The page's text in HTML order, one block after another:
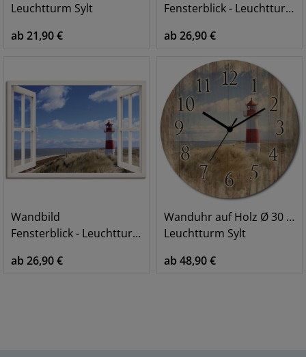
Leuchtturm Sylt
ab 21,90 €
Fensterblick - Leuchtturm Sylt, braun
ab 26,90 €
Wandbild
Fensterblick - Leuchtturm Sylt, weiß
ab 26,90 €
Wanduhr auf Holz Ø 30 cm
Leuchtturm Sylt
ab 48,90 €